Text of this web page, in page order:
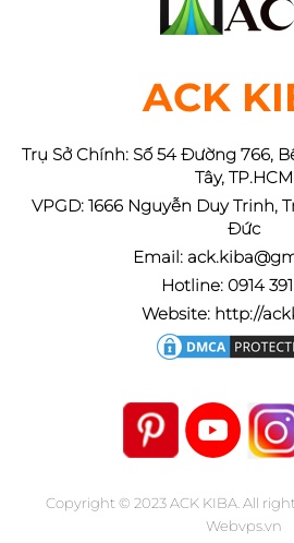
ACK
Trụ Sở Chính: Số 54 Đường 766,
Tây, TP.HCM
VPGD: 1666 Nguyễn Duy Trinh,
Đức
Email:
Hotline: 0914
Website: http://
Copyright © 2023ACK KIBA. All
Webvps.vn